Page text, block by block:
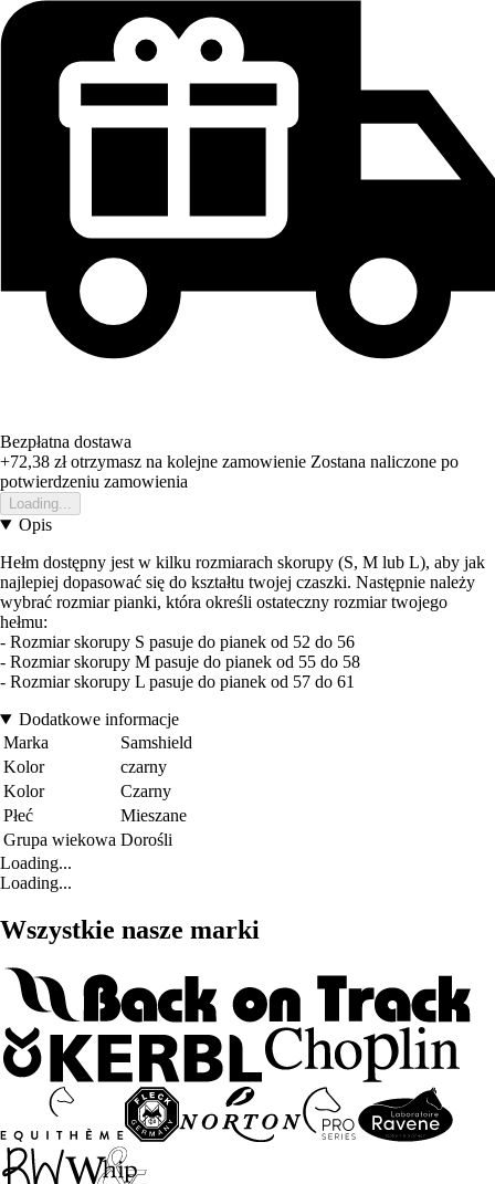
Bezpłatna dostawa
+72,38 złotrzymasz na kolejne zamowienie Zostana naliczone po
potwierdzeniu zamowienia
Loading...
Opis
Hełm dostępny jest w kilku rozmiarach skorupy (S, M lub L), aby jak
najlepiej dopasować się do kształtu twojej czaszki. Następnie należy
wybrać rozmiar pianki, która określi ostateczny rozmiar twojego
hełmu:
- Rozmiar skorupy S pasuje do pianek od 52 do 56
- Rozmiar skorupy M pasuje do pianek od 55 do 58
- Rozmiar skorupy L pasuje do pianek od 57 do 61
Dodatkowe informacje
Marka
Samshield
Kolor
czarny
Kolor
Czarny
Płeć
Mieszane
Grupa wiekowa Dorośli
Loading...
Loading...
Wszystkie nasze marki